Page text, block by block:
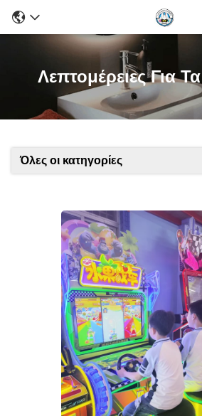
Λεπτομέρειες Για
Όλες οι κατηγορίες